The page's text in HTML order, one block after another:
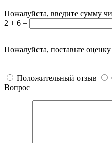
Пожалуйста, введите сумму
2 + 6 =
Пожалуйста, поставьте
Положительный отзыв
Вопрос